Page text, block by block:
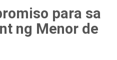
para sa
ng Menor de